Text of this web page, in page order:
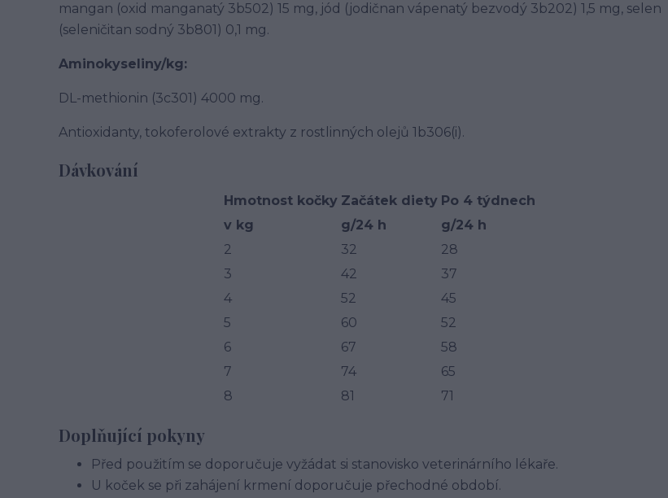
mangan (oxid manganatý 3b502) 15 mg, jód (jodičnan vápenatý bezvodý 3b202) 1,5 mg, selen
(seleničitan sodný 3b801) 0,1 mg.
Aminokyseliny/kg:
DL-methionin (3c301) 4000 mg.
Antioxidanty, tokoferolové extrakty z rostlinných olejů 1b306(i).
Dávkování
Hmotnost kočky Začátek diety Po 4 týdnech
v kg
g/24 h
g/24 h
2
32
28
3
42
37
4
52
45
5
60
52
6
67
58
7
74
65
8
81 71
Doplňující pokyny
Před použitím se doporučuje vyžádat si stanovisko veterinárního lékaře.
U koček se při zahájení krmení doporučuje přechodné období.